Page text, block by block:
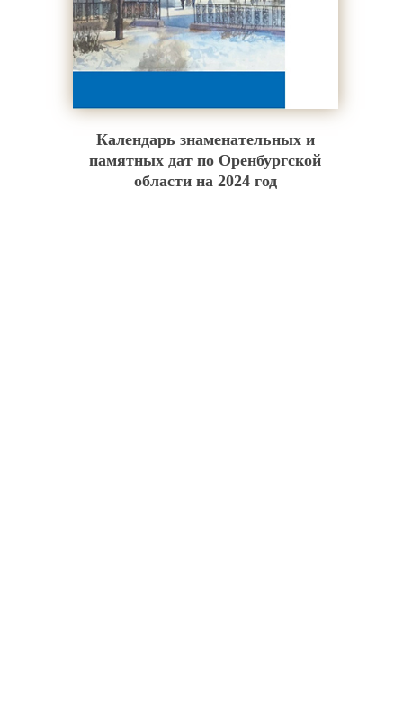
Календарь знаменательных и
памятных дат по Оренбургской
области на 2024 год